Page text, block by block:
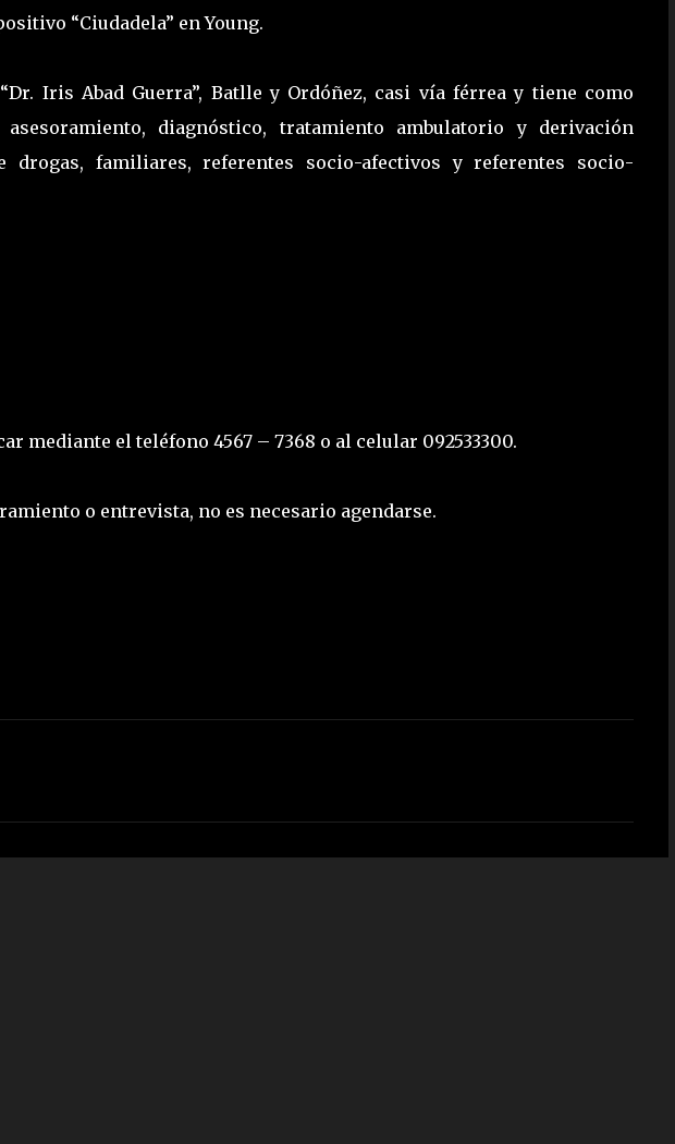
“Ciudadela” en Young.
Iris Abad Guerra”, Batlle y Ordóñez, casi vía férrea y tiene como
diagnóstico, tratamiento ambulatorio y derivación
drogas, familiares, referentes socio-afectivos y referentes socio-
mediante el teléfono 4567 – 7368 o al celular 092533300.
o entrevista, no es necesario agendarse.